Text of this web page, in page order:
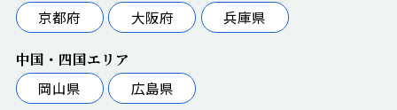
京都府
大阪府 兵庫県
中国・四国エリア
岡山県
広島県